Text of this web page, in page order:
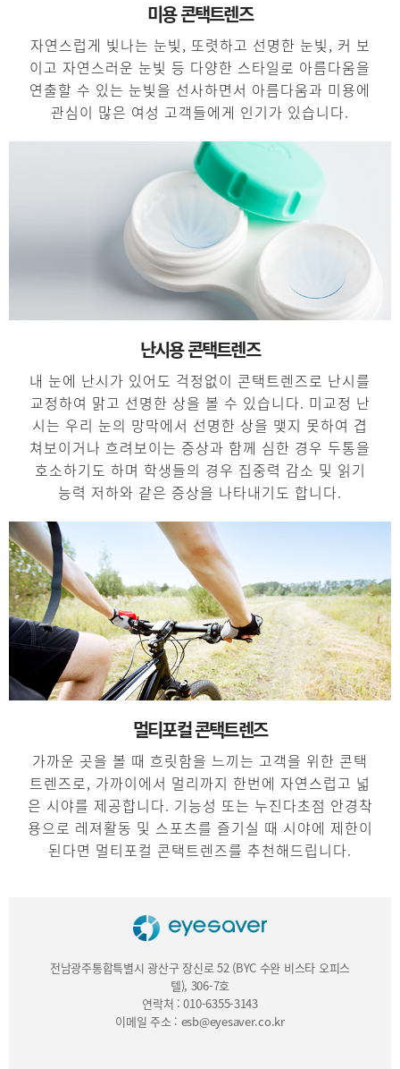
미용 콘택트렌즈
자연스럽게 빛나는 눈빛, 또렷하고 선명한 눈빛, 커 보
이고 자연스러운 눈빛 등 다양한 스타일로 아름다움을
연출할 수 있는 눈빛을 선사하면서 아름다움과 미용에
관심이 많은 여성 고객들에게 인기가 있습니다.
난시용 콘택트렌즈
내 눈에 난시가 있어도 걱정없이 콘택트렌즈로 난시를
교정하여 맑고 선명한 상을 볼 수 있습니다. 미교정 난
시는 우리 눈의 망막에서 선명한 상을 맺지 못하여 겹
쳐보이거나 흐려보이는 증상과 함께 심한 경우 두통을
호소하기도 하며 학생들의 경우 집중력 감소 및 읽기
능력 저하와 같은 증상을 나타내기도 합니다.
멀티포컬 콘택트렌즈
가까운 곳을 볼 때 흐릿함을 느끼는 고객을 위한 콘택
트렌즈로, 가까이에서 멀리까지 한번에 자연스럽고 넓
은 시야를 제공합니다. 기능성 또는 누진다초점 안경착
용으로 레져활동 및 스포츠를 즐기실 때 시야에 제한이
된다면 멀티포컬 콘택트렌즈를 추천해드립니다.
전남광주통합특별시 광산구 장신로 52 (BYC 수완 비스타 오피스
텔), 306-7호
연락처 : 010-6355-3143
이메일 주소 : esb@eyesaver.co.kr